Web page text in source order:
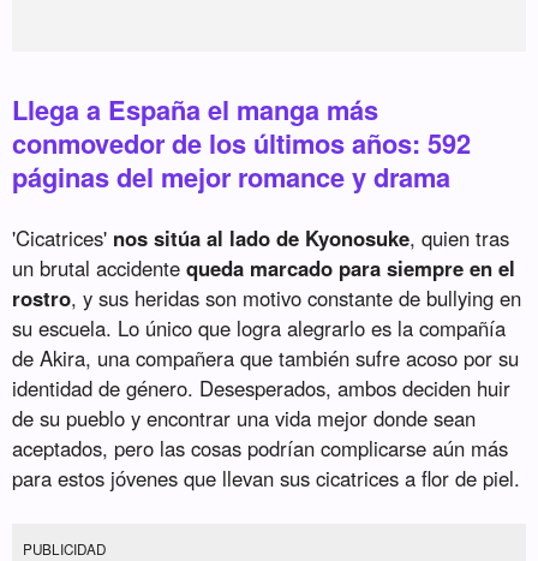
Llega a España el manga más
conmovedor de los últimos años: 592
páginas del mejor romance y drama
'Cicatrices' nos sitúa al lado de Kyonosuke, quien tras
un brutal accidentequeda marcado para siempre en el
rostro, y sus heridas son motivo constante de bullying en
su escuela. Lo único que logra alegrarlo es la compañía
de Akira, una compañera que también sufre acoso por su
identidad de género. Desesperados, ambos deciden huir
de su pueblo y encontrar una vida mejor donde sean
aceptados, pero las cosas podrían complicarse aún más
para estos jóvenes que llevan sus cicatrices a flor de piel.
PUBLICIDAD